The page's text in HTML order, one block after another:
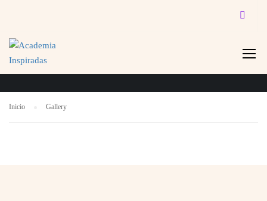
GALLERY
Inicio Gallery